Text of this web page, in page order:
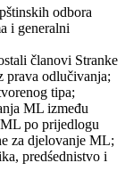
odbora
i generalni
članovi Stranke
prava odlučivanja;
tipa;
ML između
po prijedlogu
za djelovanje ML;
predśednistvo i